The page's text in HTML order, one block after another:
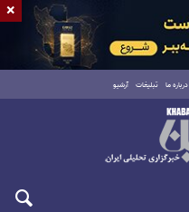
درباره ما تبلیغات آرشیو
×